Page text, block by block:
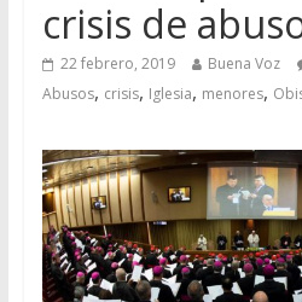
crisis de
22 febrero, 2019 Buena Voz
Abusos, crisis, Iglesia, menores,